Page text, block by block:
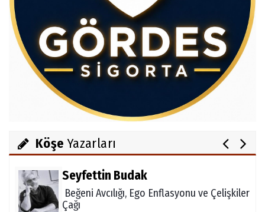
Köşe Yazarları
Av.Cenap GÜVEN
Gördesli Şair Alim Atay
Salih OKKALI
Seyfettin Budak
Beğeni Avcılığı, Ego Enflasyonu ve Çelişkiler
Çağı